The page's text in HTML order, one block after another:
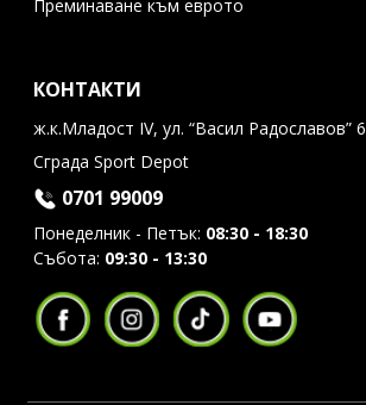
Преминаване към еврото
КОНТАКТИ
ж.к.Младост IV, ул. “Васил Радославов” 6
Сграда Sport Depot
0701 99009
Понеделник - Петък: 08:30 - 18:30
Събота: 09:30 - 13:30